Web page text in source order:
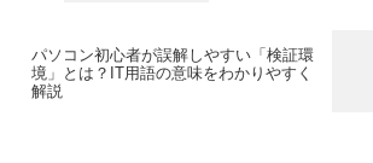
パソコン初心者が誤解しやすい「検証環
境」とは？IT用語の意味をわかりやすく
解説